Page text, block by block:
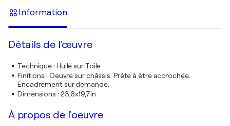
Information
Détails de l'œuvre
Technique: Huile sur Toile
Finitions : Oeuvre sur châssis. Prête à être accrochée.
Encadrement sur demande.
Dimensions : 23,6x19,7in
À propos de l'oeuvre